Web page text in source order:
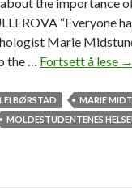
“Everyone
Marie
the … Fortsett å lese I
i
s
→
BØRSTAD
MARIE
MOLDESTUDENTENES